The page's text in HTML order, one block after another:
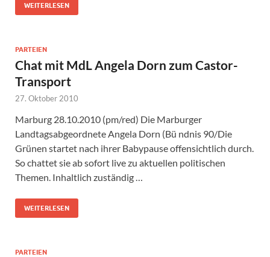
WEITERLESEN
PARTEIEN
Chat mit MdL Angela Dorn zum Castor-
Transport
27. Oktober 2010
Marburg 28.10.2010 (pm/red) Die Marburger
Landtagsabgeordnete Angela Dorn (Bü ndnis 90/Die
Grünen startet nach ihrer Babypause offensichtlich durch.
So chattet sie ab sofort live zu aktuellen politischen
Themen. Inhaltlich zuständig …
WEITERLESEN
PARTEIEN